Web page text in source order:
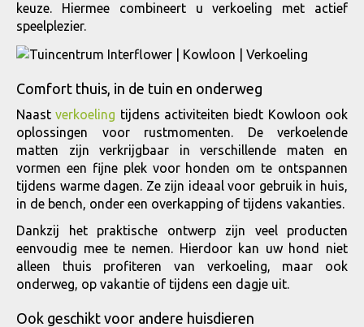
keuze. Hiermee combineert u verkoeling met actief
speelplezier.
Comfort thuis, in de tuin en onderweg
Naastverkoeling tijdens activiteiten biedt Kowloon ook
oplossingen voor rustmomenten. De verkoelende
matten zijn verkrijgbaar in verschillende maten en
vormen een fijne plek voor honden om te ontspannen
tijdens warme dagen. Ze zijn ideaal voor gebruik in huis,
in de bench, onder een overkapping of tijdens vakanties.
Dankzij het praktische ontwerp zijn veel producten
eenvoudig mee te nemen. Hierdoor kan uw hond niet
alleen thuis profiteren van verkoeling, maar ook
onderweg, op vakantie of tijdens een dagje uit.
Ook geschikt voor andere huisdieren